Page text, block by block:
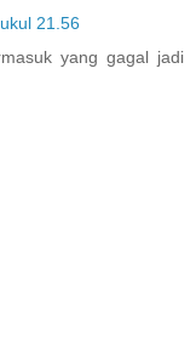
21.56
yang gagal jadi